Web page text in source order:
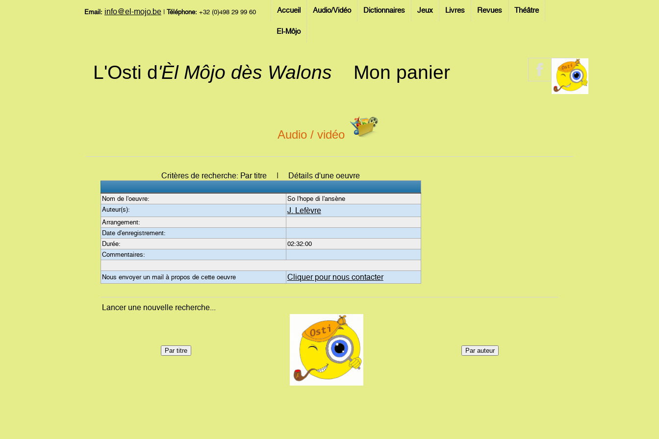
Email: info@el-mojo.be Téléphone: +32 (0)498 29 99 60 Accueil Audio/Vidéo Dictionnaires Jeux Livres Revues Théâtre
El-Môjo
L'Osti d'Èl Môjo dès Walons Mon panier
Audio / vidéo
Critères de recherche: Par titre | Détails d'une oeuvre
Nom de l'oeuvre:
So l'hope di l'ansène
Auteur(s):
J. Lefèvre
Arrangement:
Date d'enregistrement:
Durée:
02:32:00
Commentaires:
Nous envoyer un mail à propos de cette oeuvre Cliquer pour nous contacter
Lancer une nouvelle recherche...